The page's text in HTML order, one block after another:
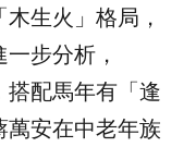
生火」格局，
步分析，
搭配馬年有「逢
萬安在中老年族